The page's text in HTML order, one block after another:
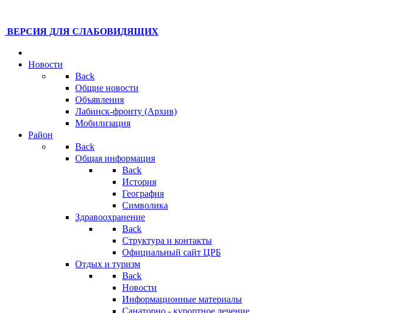
ВЕРСИЯ ДЛЯ СЛАБОВИДЯЩИХ
Новости
Back
Общие новости
Объявления
Лабинск-фронту (Архив)
Мобилизация
Район
Back
Общая информация
Back
История
География
Символика
Здравоохранение
Back
Структура и контакты
Официальный сайт ЦРБ
Отдых и туризм
Back
Новости
Информационные материалы
Санаторно - курортное лечение